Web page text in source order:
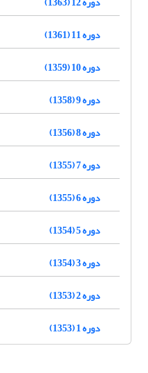
دوره 11 (1361)
دوره 10 (1359)
دوره 9 (1358)
دوره 8 (1356)
دوره 7 (1355)
دوره 6 (1355)
دوره 5 (1354)
دوره 3 (1354)
دوره 2 (1353)
دوره 1 (1353)